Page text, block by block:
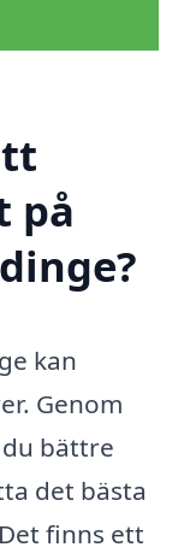
på
kan
Genom
bättre
det bästa
finns ett